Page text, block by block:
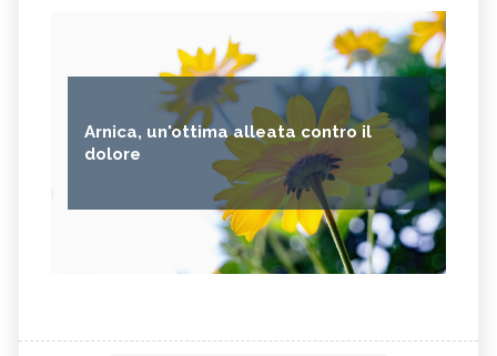
Arnica, un'ottima alleata contro il
dolore